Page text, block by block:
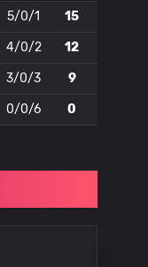
5/0/1 15
4/0/2 12
3/0/3 9
0/0/6 0